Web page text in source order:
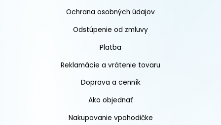
Ochrana osobných údajov
Odstúpenie od zmluvy
Platba
Reklamácie a vrátenie tovaru
Doprava a cenník
Ako objednať
Nakupovanie vpohodičke